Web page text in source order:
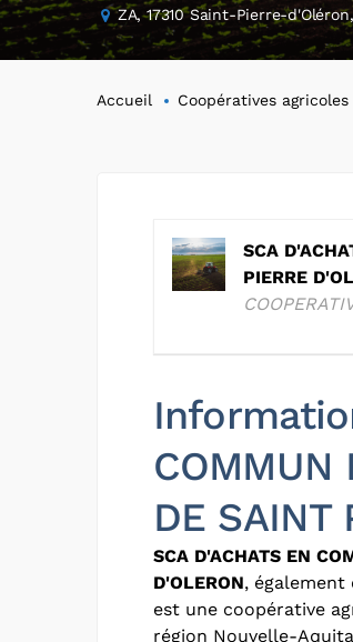
ZA, 17310 Saint-Pierre-
Accueil Coopératives agricoles
SCA
PIERRE
COMMUN
DE SAINT
SCA D'ACHATS EN
D'OLERON, également
est une coopérative
région Nouvelle-